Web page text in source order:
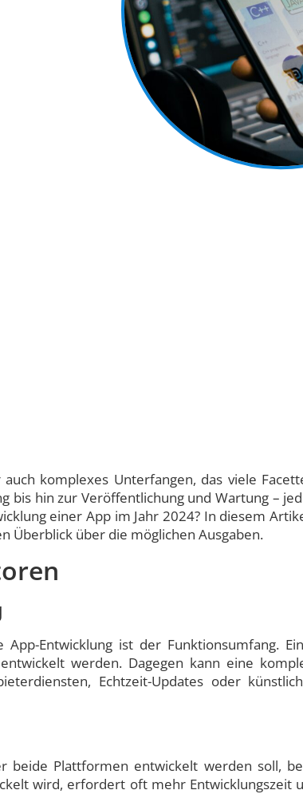
komplexes Unterfangen, das viele
bis hin zur Veröffentlichung und Wartung –
einer App im Jahr 2024? In diesem
Überblick über die möglichen Ausgaben.
Entwicklung ist der Funktionsumfang.
werden. Dagegen kann eine
Echtzeit-Updates oder
beide Plattformen entwickelt werden soll,
wird, erfordert oft mehr Entwicklungszeit